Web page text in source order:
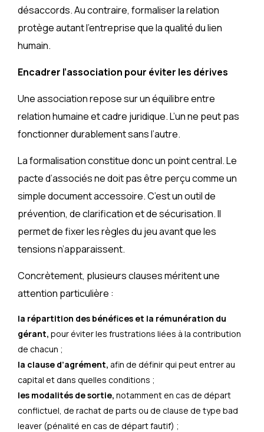
désaccords. Au contraire, formaliser la relation
protège autant l’entreprise que la qualité du lien
humain.
Encadrer l’association pour éviter les dérives
Une association repose sur un équilibre entre
relation humaine et cadre juridique. L’un ne peut pas
fonctionner durablement sans l’autre.
La formalisation constitue donc un point central. Le
pacte d’associés ne doit pas être perçu comme un
simple document accessoire. C’est un outil de
prévention, de clarification et de sécurisation. Il
permet de fixer les règles du jeu avant que les
tensions n’apparaissent.
Concrètement, plusieurs clauses méritent une
attention particulière :
la répartition des bénéfices et la rémunération du
gérant, pour éviter les frustrations liées à la contribution
de chacun ;
la clause d’agrément, afin de définir qui peut entrer au
capital et dans quelles conditions ;
les modalités de sortie, notamment en cas de départ
conflictuel, de rachat de parts ou de clause de type bad
leaver (pénalité en cas de départ fautif) ;